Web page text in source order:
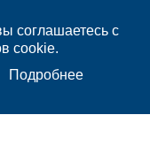
соглашаетесь с
cookie.
Подробнее